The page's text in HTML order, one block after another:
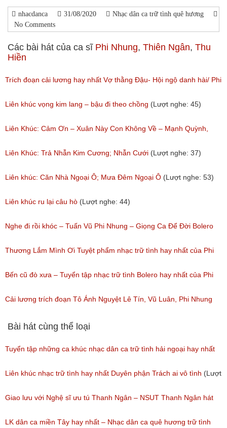
nhacdanca 31/08/2020
Nhạc dân ca trữ tình quê hương
No Comments
Các bài hát của ca sĩ Phi Nhung, Thiên Ngân, Thu
Hiền
Trích đoạn cải lương hay nhất Vợ thằng Đậu- Hội ngộ danh hài/ Phi
Nhung, NSUT Kim Tử Long, Bảo Chung
(Lượt nghe: 165)
Liên khúc vọng kim lang – bậu đi theo chồng (Lượt nghe: 45)
Liên Khúc: Cảm Ơn – Xuân Này Con Không Về – Mạnh Quỳnh,
Như Quỳnh, Phi Nhung, Thế Sơn
(Lượt nghe: 181)
Liên Khúc: Trả Nhẫn Kim Cương; Nhẫn Cưới (Lượt nghe: 37)
Liên khúc: Căn Nhà Ngoại Ô; Mưa Đêm Ngoại Ô (Lượt nghe: 53)
Liên khúc ru lại câu hò (Lượt nghe: 44)
Nghe đi rồi khóc – Tuấn Vũ Phi Nhung – Giọng Ca Để Đời Bolero
Xưa Làm Rung Động Hàng Triệu Con Tim
(Lượt nghe: 55)
Thương Lắm Mình Ơi Tuyệt phẩm nhạc trữ tình hay nhất của Phi
Nhung
(Lượt nghe: 23)
Bến cũ đò xưa – Tuyển tập nhạc trữ tình Bolero hay nhất của Phi
Nhung
(Lượt nghe: 35)
Cải lương trích đoạn Tô Ánh Nguyệt Lê Tín, Vũ Luân, Phi Nhung
(Lượt nghe: 112)
Bài hát cùng thể loại
Tuyển tập những ca khúc nhạc dân ca trữ tình hải ngoại hay nhất
(Lượt nghe: 277)
Liên khúc nhạc trữ tình hay nhất Duyên phận Trách ai vô tình (Lượt
nghe: 193)
Giao lưu với Nghệ sĩ ưu tú Thanh Ngân – NSUT Thanh Ngân hát
Bolero
LK dân ca miền Tây hay nhất – Nhạc dân ca quê hương trữ tình